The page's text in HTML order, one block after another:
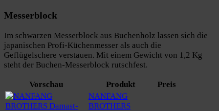
Messerblock
Im schwarzen Messerblock aus Buchenholz lassen sich die
japanischen Profi-Küchenmesser als auch die
Geflügelschere verstauen. Mit einem Gewicht von 1,2 Kg
steht der Buchen-Messerblock rutschfest.
Vorschau Produkt
Preis
NANFANG
BROTHERS